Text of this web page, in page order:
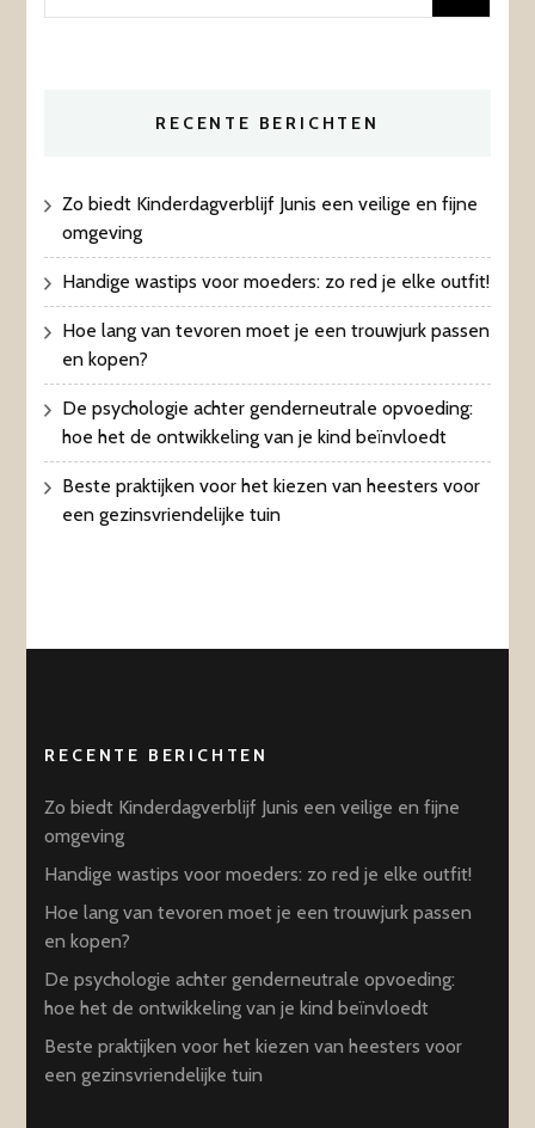
naar:
RECENTE BERICHTEN
Zo biedt Kinderdagverblijf Junis een veilige en fijne
omgeving
Handige wastips voor moeders: zo red je elke outfit!
Hoe lang van tevoren moet je een trouwjurk passen
en kopen?
De psychologie achter genderneutrale opvoeding:
hoe het de ontwikkeling van je kind beïnvloedt
Beste praktijken voor het kiezen van heesters voor
een gezinsvriendelijke tuin
RECENTE BERICHTEN
Zo biedt Kinderdagverblijf Junis een veilige en fijne
omgeving
Handige wastips voor moeders: zo red je elke outfit!
Hoe lang van tevoren moet je een trouwjurk passen
en kopen?
De psychologie achter genderneutrale opvoeding:
hoe het de ontwikkeling van je kind beïnvloedt
Beste praktijken voor het kiezen van heesters voor
een gezinsvriendelijke tuin